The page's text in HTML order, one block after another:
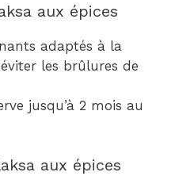
aux épices
adaptés à la
les brûlures de
jusqu’à 2 mois au
aux épices